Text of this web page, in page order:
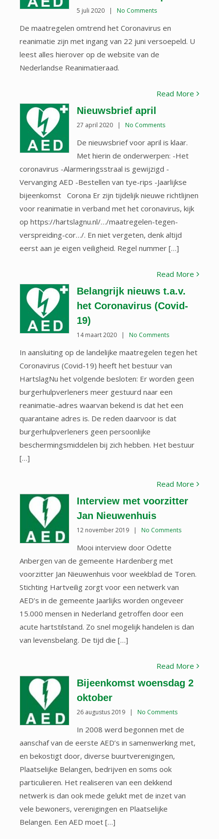
5 juli 2020 | No Comments
De maatregelen omtrend het Coronavirus en
reanimatie zijn met ingang van 22 juni versoepeld. U
leest alles hierover op de website van de
Nederlandse Reanimatieraad.
Read More
Nieuwsbrief april
27 april 2020 | No Comments
De nieuwsbrief voor april is klaar.
Met hierin de onderwerpen: -Het
coronavirus -Alarmeringsstraal is gewijzigd -
Vervanging AED -Bestellen van tye-rips -Jaarlijkse
bijeenkomst Corona Er zijn tijdelijk nieuwe richtlijnen
voor reanimatie in verband met het coronavirus, kijk
op https://hartslagnu.nl/…/maatregelen-tegen-
verspreiding-cor…/. En niet vergeten, denk altijd
eerst aan je eigen veiligheid. Regel nummer […]
Read More
Belangrijk nieuws t.a.v.
het Coronavirus (Covid-
19)
14 maart 2020 | No Comments
In aansluiting op de landelijke maatregelen tegen het
Coronavirus (Covid-19) heeft het bestuur van
HartslagNu het volgende besloten: Er worden geen
burgerhulpverleners meer gestuurd naar een
reanimatie-adres waarvan bekend is dat het een
quarantaine adres is. De reden daarvoor is dat
burgerhulpverleners geen persoonlijke
beschermingsmiddelen bij zich hebben. Het bestuur
[…]
Read More
Interview met voorzitter
Jan Nieuwenhuis
12 november 2019 | No Comments
Mooi interview door Odette
Anbergen van de gemeente Hardenberg met
voorzitter Jan Nieuwenhuis voor weekblad de Toren.
Stichting Hartveilig zorgt voor een netwerk van
AED’s in de gemeente Jaarlijks worden ongeveer
15.000 mensen in Nederland getroffen door een
acute hartstilstand. Zo snel mogelijk handelen is dan
van levensbelang. De tijd die […]
Read More
Bijeenkomst woensdag 2
oktober
26 augustus 2019 | No Comments
In 2008 werd begonnen met de
aanschaf van de eerste AED’s in samenwerking met,
en bekostigt door, diverse buurtverenigingen,
Plaatselijke Belangen, bedrijven en soms ook
particulieren. Het realiseren van een dekkend
netwerk is dan ook mede gelukt met de inzet van
vele bewoners, verenigingen en Plaatselijke
Belangen. Een AED moet […]